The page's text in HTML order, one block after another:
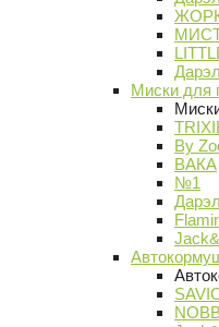
Миски для
By
ВАКА
№1